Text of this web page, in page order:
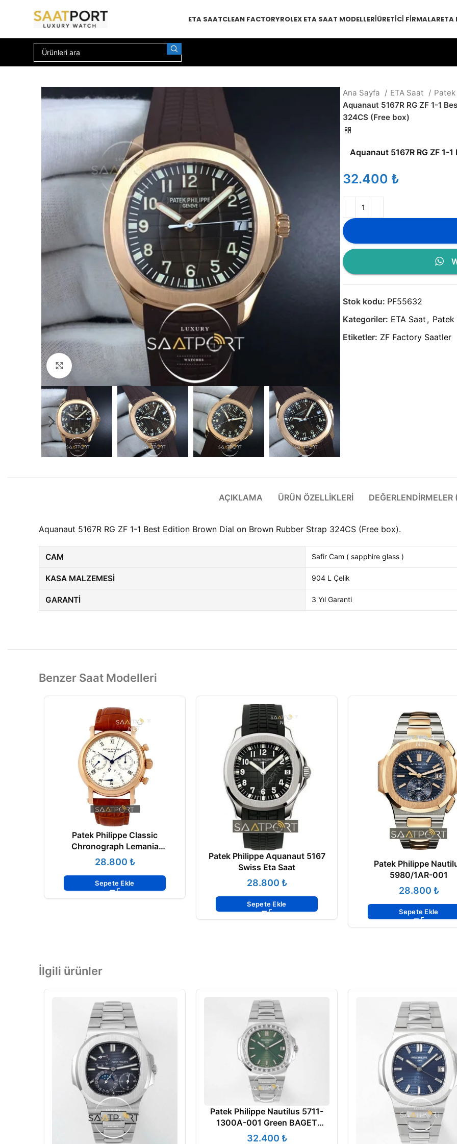
ETA SAATCLEAN FACTORYROLEX ETA SAAT MODELLERIÜRETICI FIRMALARETA
Büyütmek için tıklayın
Ana Sayfa ETA Saat
Aquanaut 5167R RG ZF 1-1
324CS (Free box)
Aquanaut 5167R RG ZF 1-
₺
Stok kodu: PF55632
Kategoriler: ETA Saat , Patek
Etiketler: ZF Factory Saatler
AÇIKLAMA ÜRÜN ÖZELLIKLERI DEĞERLENDIRMELER
Aquanaut 5167R RG ZF 1-1 Best Edition Brown Dial on Brown Rubber Strap 324CS (Free box).
CAM Safir Cam ( sapphire glass )
KASA MALZEMESI 904 L Çelik
GARANTI 3 Yıl Garanti
Benzer Saat Modelleri
Patek Philippe Classic
Chronograph Lemania
Movement
₺
Sepete Ekle
Patek Philippe Aquanaut 5167
Swiss Eta Saat
₺
Sepete Ekle
Patek Philippe
5980/1AR-001
₺
Sepete Ekle
İlgili ürünler
Patek Philippe Nautilus 5711-
1300A-001 Green BAGET
Super Clone Eta
₺